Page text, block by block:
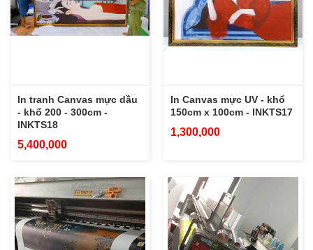
In tranh Canvas mực dầu
- khổ 200 - 300cm -
INKTS18
5,400,000
In Canvas mực UV - khổ
150cm x 100cm - INKTS17
1,300,000